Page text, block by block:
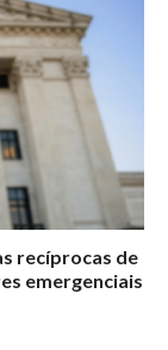
recíprocas de
emergenciais